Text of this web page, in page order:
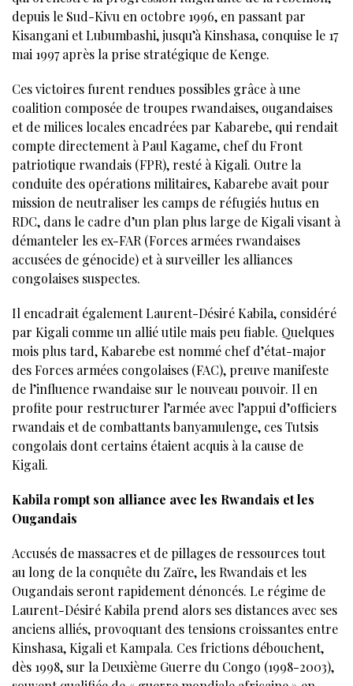
depuis le Sud-Kivu en octobre 1996, en passant par
Kisangani et Lubumbashi, jusqu’à Kinshasa, conquise le 17
mai 1997 après la prise stratégique de Kenge.
Ces victoires furent rendues possibles grâce à une
coalition composée de troupes rwandaises, ougandaises
et de milices locales encadrées par Kabarebe, qui rendait
compte directement à Paul Kagame, chef du Front
patriotique rwandais (FPR), resté à Kigali. Outre la
conduite des opérations militaires, Kabarebe avait pour
mission de neutraliser les camps de réfugiés hutus en
RDC, dans le cadre d’un plan plus large de Kigali visant à
démanteler les ex-FAR (Forces armées rwandaises
accusées de génocide) et à surveiller les alliances
congolaises suspectes.
Il encadrait également Laurent-Désiré Kabila, considéré
par Kigali comme un allié utile mais peu fiable. Quelques
mois plus tard, Kabarebe est nommé chef d’état-major
des Forces armées congolaises (FAC), preuve manifeste
de l’influence rwandaise sur le nouveau pouvoir. Il en
profite pour restructurer l’armée avec l’appui d’officiers
rwandais et de combattants banyamulenge, ces Tutsis
congolais dont certains étaient acquis à la cause de
Kigali.
Kabila rompt son alliance avec les Rwandais et les
Ougandais
Accusés de massacres et de pillages de ressources tout
au long de la conquête du Zaïre, les Rwandais et les
Ougandais seront rapidement dénoncés. Le régime de
Laurent-Désiré Kabila prend alors ses distances avec ses
anciens alliés, provoquant des tensions croissantes entre
Kinshasa, Kigali et Kampala. Ces frictions débouchent,
dès 1998, sur la Deuxième Guerre du Congo (1998-2003),